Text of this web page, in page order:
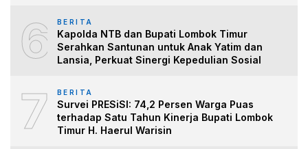
6 BERITA
Kapolda NTB dan Bupati Lombok Timur
Serahkan Santunan untuk Anak Yatim dan
Lansia, Perkuat Sinergi Kepedulian Sosial
7 BERITA
Survei PRESiSI: 74,2 Persen Warga Puas
terhadap Satu Tahun Kinerja Bupati Lombok
Timur H. Haerul Warisin